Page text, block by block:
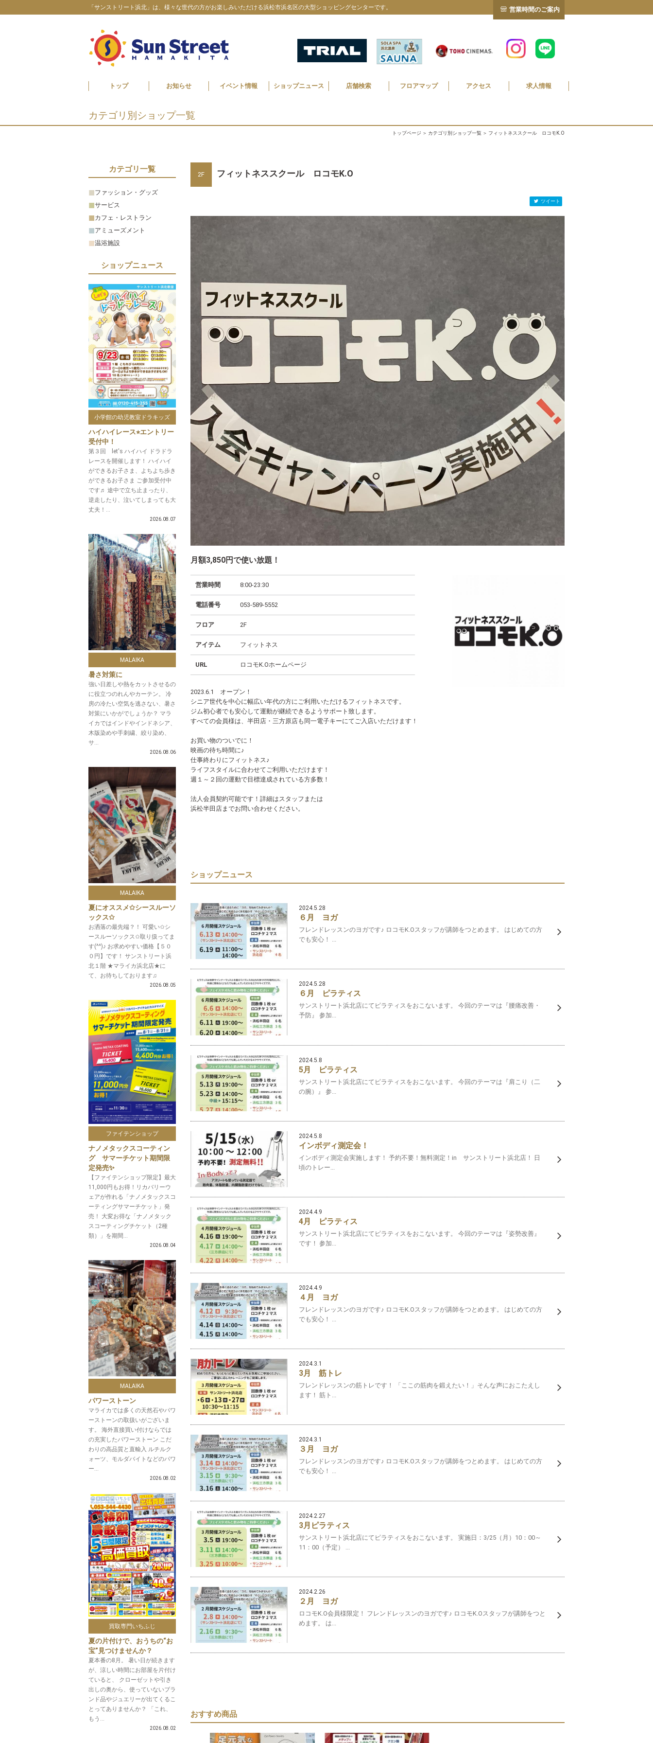
「サンストリート浜北」は、様々な世代の方がお楽しみいただける浜松市浜名区の大型ショッピングセンターです。 営業時間のご案内
トップ お知らせ イベント情報 ショップニュース 店舗検索 フロアマップ アクセス 求人情報
カテゴリ別ショップ一覧
トップページ ＞ カテゴリ別ショップ一覧 ＞ フィットネススクール ロコモK.O
カテゴリ一覧
ファッション・グッズ
サービス
カフェ・レストラン
アミューズメント
温浴施設
ショップニュース
小学館の幼児教室ドラキッズ
ハイハイレース⭐︎エントリー
受付中！
第３回 let's ハイハイ ドラドラ
レースを開催します！ ハイハイ
ができるお子さま、よちよち歩き
ができるお子さま ご参加受付中
です♬ 途中で立ち止まったり、
逆走したり、泣いてしまっても大
丈夫！...
2026.08.07
MALAIKA
暑さ対策に
強い日差しや熱をカットさせるの
に役立つのれんやカーテン。 冷
房の冷たい空気を逃さない、暑さ
対策にいかがでしょうか？ マラ
イカではインドやインドネシア、
木版染めや手刺繍、絞り染め、
サ...
2026.08.06
MALAIKA
夏にオススメ✩シースルーソ
ックス✩
お洒落の最先端？！ 可愛い✩シ
ースルーソックス✩取り扱ってま
す(^^)♪ お求めやすい価格【５０
０円】です！ サンストリート浜
北１階 ★マライカ浜北店★に
て、お待ちしております♫
2026.08.05
ファイテンショップ
ナノメタックスコーティン
グ サマーチケット期間限
定発売✨
【ファイテンショップ限定】最大
11,000円もお得！リカバリーウ
ェアが作れる「ナノメタックスコ
ーティングサマーチケット」発
売！ 大変お得な「ナノメタック
スコーティングチケット（2種
類）」を期間...
2026.08.04
MALAIKA
パワーストーン
マライカでは多くの天然石やパワ
ーストーンの取扱いがございま
す。 海外直接買い付けならでは
の充実したパワーストーン こだ
わりの高品質と直輸入 ルチルク
ォーツ、モルダバイトなどのパワ
ー...
2026.08.02
買取専門いちふじ
夏の片付けで、おうちの“お
宝”見つけませんか？
夏本番の8月。 暑い日が続きます
が、涼しい時間にお部屋を片付け
ていると、 クローゼットや引き
出しの奥から、使っていないブラ
ンド品やジュエリーが出てくるこ
とってありませんか？ 「これ、
もう...
2026.08.02
2F フィットネススクール ロコモK.O
ツイート
月額3,850円で使い放題！
営業時間 8:00-23:30
電話番号 053-589-5552
フロア 2F
アイテム フィットネス
URL ロコモK.Oホームページ
2023.6.1 オープン！
シニア世代を中心に幅広い年代の方にご利用いただけるフィットネスです。
ジム初心者でも安心して運動が継続できるようサポート致します。
すべての会員様は、半田店・三方原店も同一電子キーにてご入店いただけます！
お買い物のついでに！
映画の待ち時間に♪
仕事終わりにフィットネス♪
ライフスタイルに合わせてご利用いただけます！
週１～２回の運動で目標達成されている方多数！
法人会員契約可能です！詳細はスタッフまたは
浜松半田店までお問い合わせください。
ショップニュース
2024.5.28
６月 ヨガ
フレンドレッスンのヨガです♪ ロコモK.Oスタッフが講師をつとめます。 はじめての方
でも安心！ ...
2024.5.28
６月 ピラティス
サンストリート浜北店にてピラティスをおこないます。 今回のテーマは『腰痛改善・
予防』 参加...
2024.5.8
5月 ピラティス
サンストリート浜北店にてピラティスをおこないます。 今回のテーマは『肩こり（二
の腕）』 参...
2024.5.8
インボディ測定会！
インボディ測定会実施します！ 予約不要！無料測定！in サンストリート浜北店！ 日
頃のトレー...
2024.4.9
4月 ピラティス
サンストリート浜北店にてピラティスをおこないます。 今回のテーマは『姿勢改善』
です！ 参加...
2024.4.9
４月 ヨガ
フレンドレッスンのヨガです♪ ロコモK.Oスタッフが講師をつとめます。 はじめての方
でも安心！ ...
2024.3.1
3月 筋トレ
フレンドレッスンの筋トレです！ 「ここの筋肉を鍛えたい！」そんな声におこたえし
ます！ 筋ト...
2024.3.1
３月 ヨガ
フレンドレッスンのヨガです♪ ロコモK.Oスタッフが講師をつとめます。 はじめての方
でも安心！ ...
2024.2.27
3月ピラティス
サンストリート浜北店にてピラティスをおこないます。 実施日：3/25（月）10：00～
11：00（予定） ...
2024.2.26
２月 ヨガ
ロコモK.O会員様限定！ フレンドレッスンのヨガです♪ ロコモK.Oスタッフが講師をつと
めます。 は...
おすすめ商品